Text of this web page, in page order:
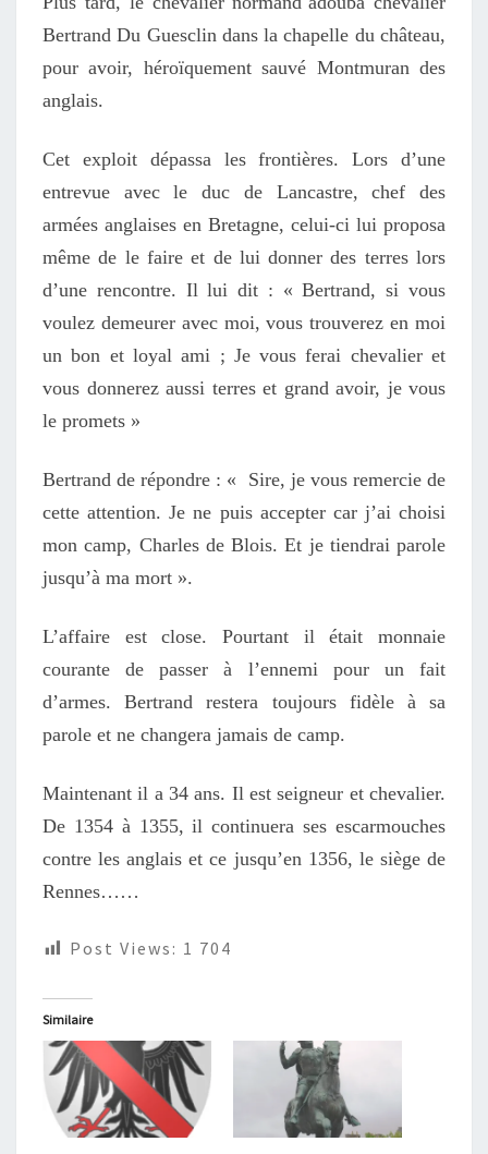
Bertrand Du Guesclindans la chapelle du château,
pour avoir, héroïquement sauvé Montmuran des
anglais.
Cet exploit dépassa les frontières. Lors d’une
entrevue avec le duc de Lancastre, chef des
armées anglaises en Bretagne, celui-ci lui proposa
même de le faire et de lui donner des terres lors
d’une rencontre. Il lui dit : « Bertrand, si vous
voulez demeurer avec moi, vous trouverez en moi
un bon et loyal ami ; Je vous ferai chevalier et
vous donnerez aussi terres et grand avoir, je vous
le promets »
Bertrand de répondre : « Sire, je vous remercie de
cette attention. Je ne puis accepter car j’ai choisi
mon camp, Charles de Blois. Et je tiendrai parole
jusqu’à ma mort ».
L’affaire est close. Pourtant il était monnaie
courante de passer à l’ennemi pour un fait
d’armes. Bertrand restera toujours fidèle à sa
parole et ne changera jamais de camp.
Maintenant il a 34 ans. Il est seigneur et chevalier.
De 1354 à 1355, il continuera ses escarmouches
contre les anglais et ce jusqu’en 1356, le siège de
Rennes……
Post Views: 1 704
Similaire